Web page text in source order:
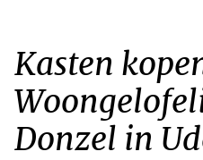
Kasten
Donzel in